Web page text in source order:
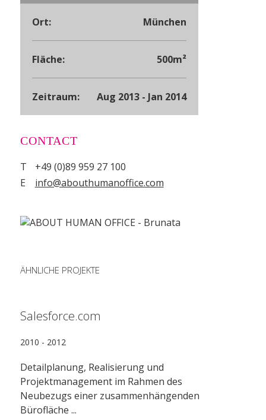
Ort: München
Fläche: 500m²
Zeitraum: Aug 2013 - Jan 2014
CONTACT
T
+49 (0)89 959 27 100
E
info@abouthumanoffice.com
ÄHNLICHE PROJEKTE
Salesforce.com
2010 - 2012
Detailplanung, Realisierung und
Projektmanagement im Rahmen des
Neubezugs einer zusammenhängenden
Bürofläche ...